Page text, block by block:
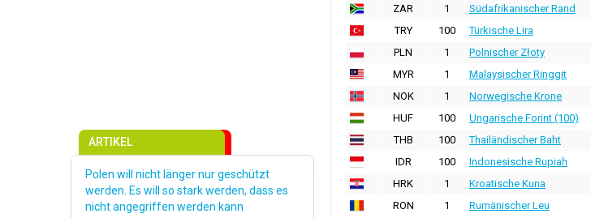
ZAR
1 Südafrikanischer Rand
TRY
100 Türkische Lira
PLN
1 Polnischer Złoty
MYR
1 Malaysischer Ringgit
NOK
1 Norwegische Krone
HUF
100 Ungarische Forint (100)
THB
100 Thailändischer Baht
IDR
100 Indonesische Rupiah
HRK
1 Kroatische Kuna
RON
1 Rumänischer Leu
ARTIKEL
Polen will nicht länger nur geschützt
werden. Es will so stark werden, dass es
nicht angegriffen werden kann